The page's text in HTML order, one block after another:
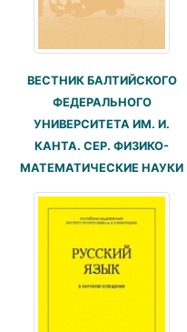
ВЕСТНИК БАЛТИЙСКОГО
ФЕДЕРАЛЬНОГО
УНИВЕРСИТЕТА ИМ. И.
КАНТА. СЕР. ФИЗИКО-
МАТЕМАТИЧЕСКИЕ НАУКИ